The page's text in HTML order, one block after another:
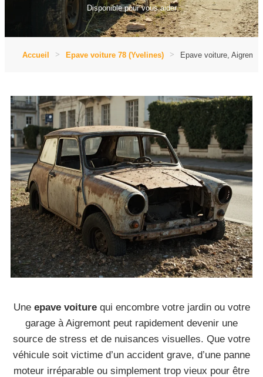
Disponible pour vous aider
Accueil Epave voiture 78 (Yvelines) Epave voiture,
Une epave voiturequi encombre votre jardin ou votre
garage à Aigremont peut rapidement devenir une
source de stress et de nuisances visuelles. Que votre
véhicule soit victime d’un accident grave, d’une panne
moteur irréparable ou simplement trop vieux pour être